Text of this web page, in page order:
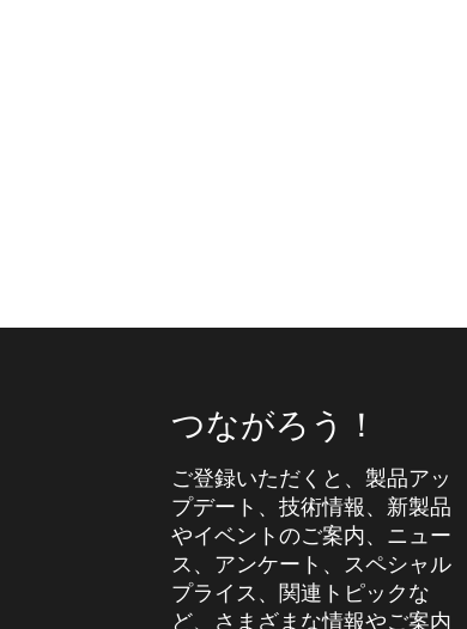
つながろう！
ご登録いただくと、製品アッ
プデート、技術情報、新製品
やイベントのご案内、ニュー
ス、アンケート、スペシャル
プライス、関連トピックな
ど、さまざまな情報やご案内